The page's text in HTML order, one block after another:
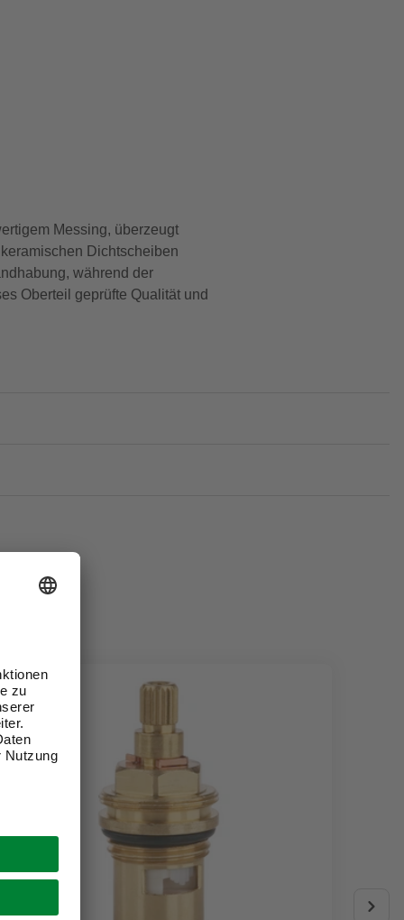
Messing, überzeugt
Dichtscheiben
während der
Oberteil geprüfte Qualität und